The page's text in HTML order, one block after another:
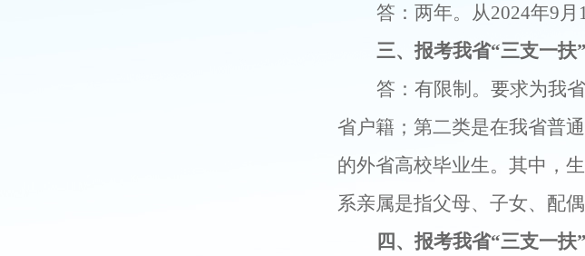
答：两年。从2024年9月
三、报考我省“三支一扶”
答：有限制。要求为我
省户籍；第二类是在我省普
的外省高校毕业生。其中，
系亲属是指父母、子女、配
四、报考我省“三支一扶”